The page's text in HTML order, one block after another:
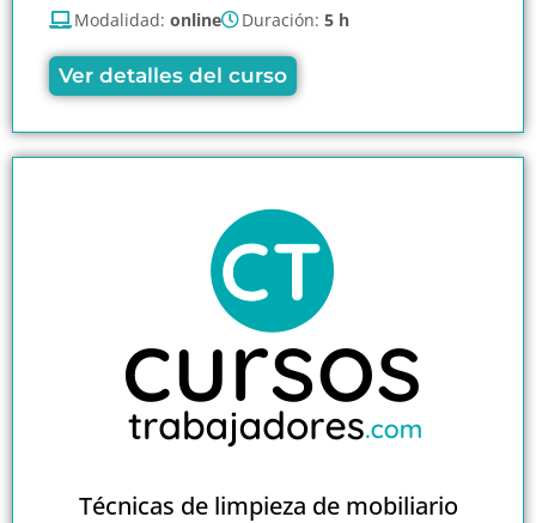
Modalidad: online Duración: 5 h
Ver detalles del curso
Técnicas de limpieza de mobiliario